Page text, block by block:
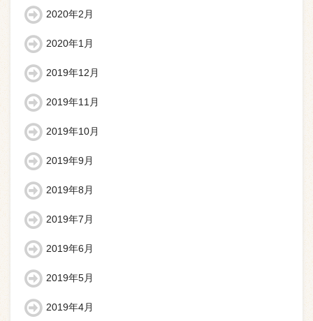
2020年2月
2020年1月
2019年12月
2019年11月
2019年10月
2019年9月
2019年8月
2019年7月
2019年6月
2019年5月
2019年4月